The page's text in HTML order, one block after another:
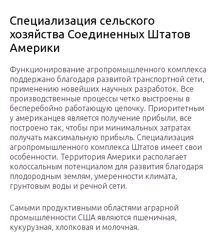
Специализация сельского
хозяйства Соединенных Штатов
Америки
Функционирование агропромышленного комплекса
поддержано благодаря развитой транспортной сети,
применению новейших научных разработок. Все
производственные процессы четко выстроены в
бесперебойно работающую цепочку. Приоритетным
у американцев является получение прибыли, все
построено так, чтобы при минимальных затратах
получать максимальную прибыль. Специализация
агропромышленного комплекса Штатов имеет свои
особенности. Территория Америки располагает
колоссальным потенциалом для развития благодаря
плодородным землям, умеренности климата,
грунтовым воды и речной сети.
Самыми продуктивными областями аграрной
промышленности США являются пшеничная,
кукурузная, хлопковая и молочная.